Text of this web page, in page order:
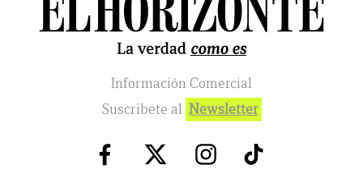
Información Comercial
Suscribete al Newsletter